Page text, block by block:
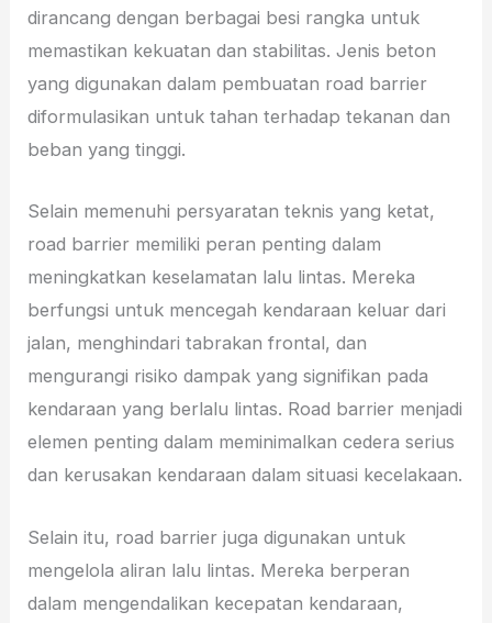
dirancang dengan berbagai besi rangka untuk
memastikan kekuatan dan stabilitas. Jenis beton
yang digunakan dalam pembuatan road barrier
diformulasikan untuk tahan terhadap tekanan dan
beban yang tinggi.
Selain memenuhi persyaratan teknis yang ketat,
road barrier memiliki peran penting dalam
meningkatkan keselamatan lalu lintas. Mereka
berfungsi untuk mencegah kendaraan keluar dari
jalan, menghindari tabrakan frontal, dan
mengurangi risiko dampak yang signifikan pada
kendaraan yang berlalu lintas. Road barrier menjadi
elemen penting dalam meminimalkan cedera serius
dan kerusakan kendaraan dalam situasi kecelakaan.
Selain itu, road barrier juga digunakan untuk
mengelola aliran lalu lintas. Mereka berperan
dalam mengendalikan kecepatan kendaraan,